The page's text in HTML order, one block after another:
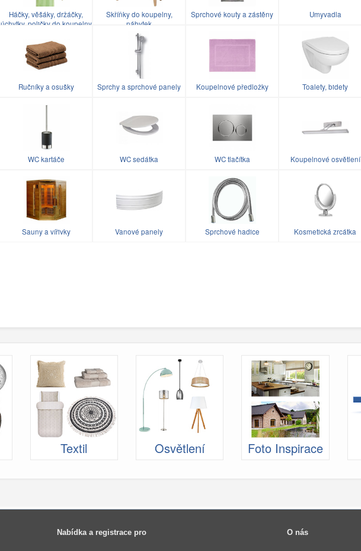
Háčky, věšáky, držáčky,
úchytky, poličky do koupelny
Skříňky do koupelny,
nábytek
Sprchové kouty a zástěny Umyvadla
Ručníky a osušky Sprchy a sprchové panely Koupelnové předložky Toalety, bidety
WC kartáče WC sedátka WC tlačítka Koupelnové osvětlení
Sauny a vířivky Vanové panely Sprchové hadice Kosmetická zrcátka
Textil Osvětlení Foto Inspirace
Nabídka a registrace pro O nás